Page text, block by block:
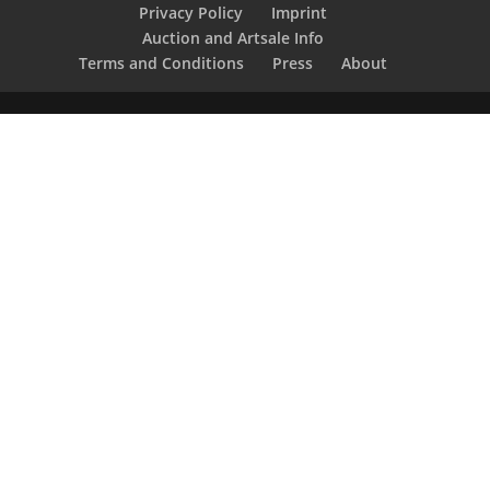
Privacy Policy
Imprint
Auction and Artsale Info
Terms and Conditions
Press About